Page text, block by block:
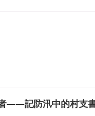
上，仔細查看堤壩是否有
——記防汛中的村支